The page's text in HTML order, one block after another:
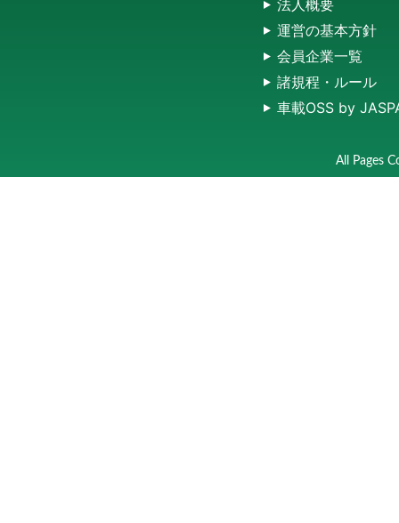
法人概要
運営の基本方針
会員企業一覧
諸規程・ルール
車載OSS by
All Pages